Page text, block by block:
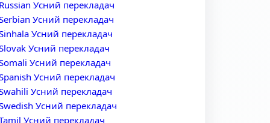
Усний перекладач
Усний перекладач
Усний перекладач
Усний перекладач
Усний перекладач
Усний перекладач
Усний перекладач
Усний перекладач
Усний перекладач